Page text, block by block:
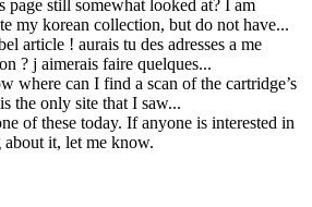
page still somewhat looked at? I am
my korean collection, but do not have...
article ! aurais tu des adresses a me
? j aimerais faire quelques...
where can I find a scan of the cartridge’s
the only site that I saw...
of these today. If anyone is interested in
it, let me know.